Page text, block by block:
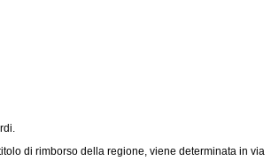
di rimborso della regione, viene determinata in via